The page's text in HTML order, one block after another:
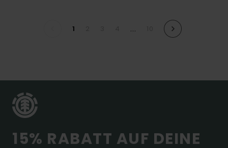
1 ...
15% RABATT AUF DEINE